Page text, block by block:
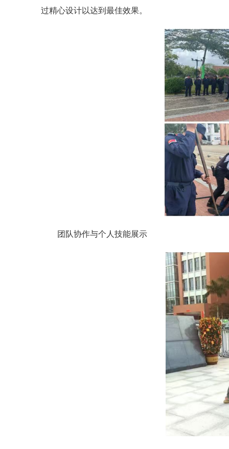
过精心设计以达到最佳效果。
团队协作与个人技能展示